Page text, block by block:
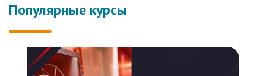
Популярные курсы